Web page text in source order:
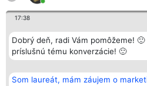
17:38
Dobrý deň, radi Vám pomôžeme! 🙂
príslušnú tému konverzácie! 🙂
Som laureát, mám záujem o
Organizátor hodnotenia
Bright Side Solutions sp. z o.
o. sp. k.
Wrocław 50-079
KRS 0000749100 | Regon
Laureáti
Lista
Laureatów
Podmienky